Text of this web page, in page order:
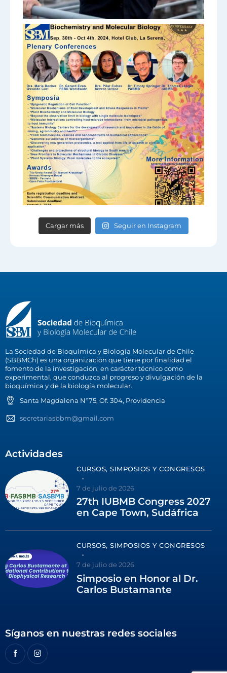
Cargar más Seguir en Instagram
La Sociedad de Bioquímica y Biología Molecular de Chile
(SBBMCh) es una organización que tiene por finalidad el
fomento de la investigación, en carácter técnico como
experimental, que conduzca al progreso y divulgación de la
bioquímica y de la biología molecular.
Santa Magdalena N°75, Of. 304, Providencia
secretariasbbm@gmail.com
Actividades
CURSOS, SIMPOSIOS Y CONGRESOS
7 de julio de 2026
27th IUBMB Congress 2027
en Cape Town, Sudáfrica
CURSOS, SIMPOSIOS Y CONGRESOS
7 de julio de 2026
Simposio en Honor al Dr.
Carlos Bustamante
Síganos en nuestras redes sociales